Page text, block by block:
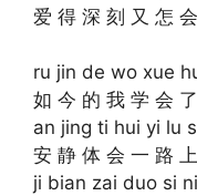
爱 得 深 刻 又 怎
ru jin de wo xue
如 今 的 我 学 会
an jing ti hui yi lu
安 静 体 会 一 路
ji bian zai duo si